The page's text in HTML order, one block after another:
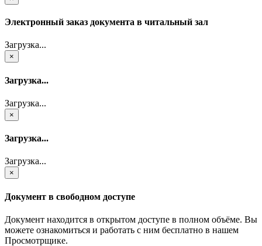
Электронный заказ документа в читальный зал
Загрузка...
×
Загрузка...
Загрузка...
×
Загрузка...
Загрузка...
×
Документ в свободном доступе
Документ находится в открытом доступе в полном объёме. Вы
можете ознакомиться и работать с ним бесплатно в нашем
Просмотрщике.